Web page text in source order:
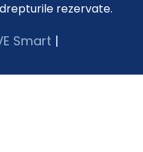
rezervate.
Smart |